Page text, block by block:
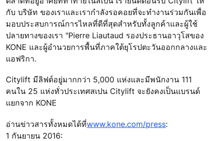
กับ บริษัท ของเราและเรากำลังรอคอยที่จะทำงานร่วมกันเพื่อ
มอบประสบการณ์การไหลที่ดีที่สุดสำหรับทั้งลูกค้าและผู้ใช้
ปลายทางของเรา "Pierre Liautaud รองประธานอาวุโสของ
KONE และผู้อำนวยการพื้นที่ภาคใต้ยุโรปตะวันออกกลางและ
แอฟริกา.
Citylift มีลิฟต์อยู่มากกว่า 5,000 แห่งและมีพนักงาน 111
คนใน 25 แห่งทั่วประเทศสเปน Citylift จะยังคงเป็นแบรนด์
แยกจาก KONE
อ่านข่าวสารทั้งหมดได้ที่www.kone.com/press:
1 กันยายน 2016: